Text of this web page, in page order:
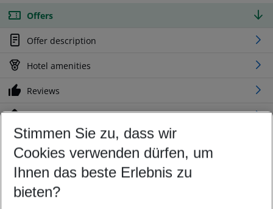
Offers
Offer description
Hotel amenities
Reviews
Location
Customize your offer
Find the perfect deal which suits your best
Your departure airport
Any airport
Stimmen Sie zu, dass wir
Cookies verwenden dürfen, um
Ihnen das beste Erlebnis zu
bieten?